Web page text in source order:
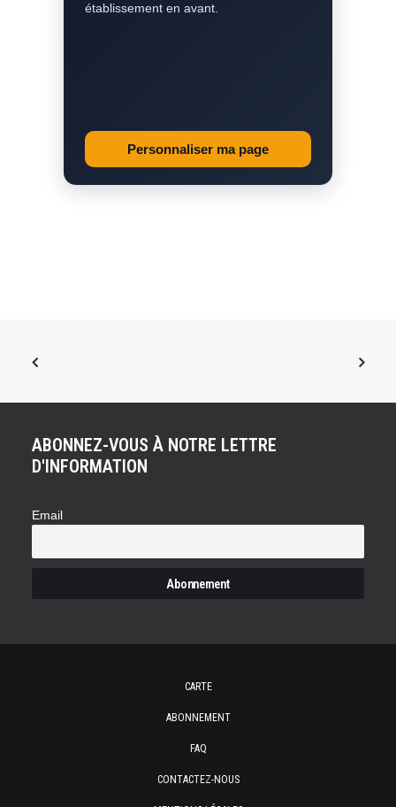
établissement en avant.
Personnaliser ma page
ABONNEZ-VOUS À NOTRE LETTRE
D'INFORMATION
Email
CARTE
ABONNEMENT
FAQ
CONTACTEZ-NOUS